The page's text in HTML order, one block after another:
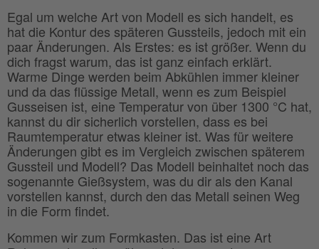
Egal um welche Art von Modell es sich handelt, es
hat die Kontur des späteren Gussteils, jedoch mit ein
paar Änderungen. Als Erstes: es ist größer. Wenn du
dich fragst warum, das ist ganz einfach erklärt.
Warme Dinge werden beim Abkühlen immer kleiner
und da das flüssige Metall, wenn es zum Beispiel
Gusseisen ist, eine Temperatur von über 1300 °C hat,
kannst du dir sicherlich vorstellen, dass es bei
Raumtemperatur etwas kleiner ist. Was für weitere
Änderungen gibt es im Vergleich zwischen späterem
Gussteil und Modell? Das Modell beinhaltet noch das
sogenannte Gießsystem, was du dir als den Kanal
vorstellen kannst, durch den das Metall seinen Weg
in die Form findet.
Kommen wir zum Formkasten. Das ist eine Art